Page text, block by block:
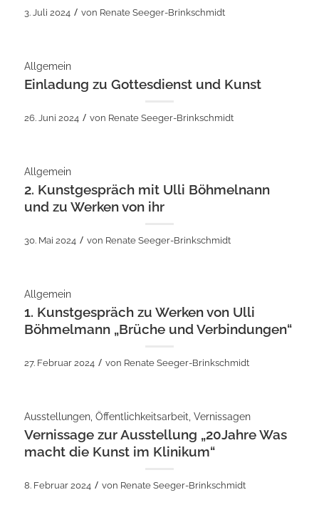
3. Juli 2024 / von Renate Seeger-Brinkschmidt
Allgemein
Einladung zu Gottesdienst und Kunst
26. Juni 2024 / von Renate Seeger-Brinkschmidt
Allgemein
2. Kunstgespräch mit Ulli Böhmelnann
und zu Werken von ihr
30. Mai 2024 / von Renate Seeger-Brinkschmidt
Allgemein
1. Kunstgespräch zu Werken von Ulli
Böhmelmann „Brüche und Verbindungen“
27. Februar 2024 / von Renate Seeger-Brinkschmidt
Ausstellungen, Öffentlichkeitsarbeit Vernissagen
Vernissage zur Ausstellung „20Jahre Was
macht die Kunst im Klinikum“
8. Februar 2024 / von Renate Seeger-Brinkschmidt